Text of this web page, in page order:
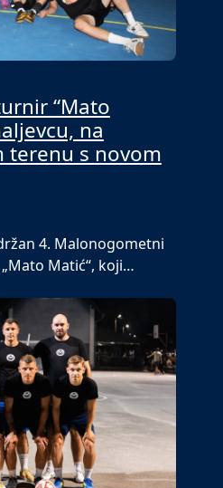
“Mato
na
terenu s novom
4. Malonogometni
Matić“, koji…